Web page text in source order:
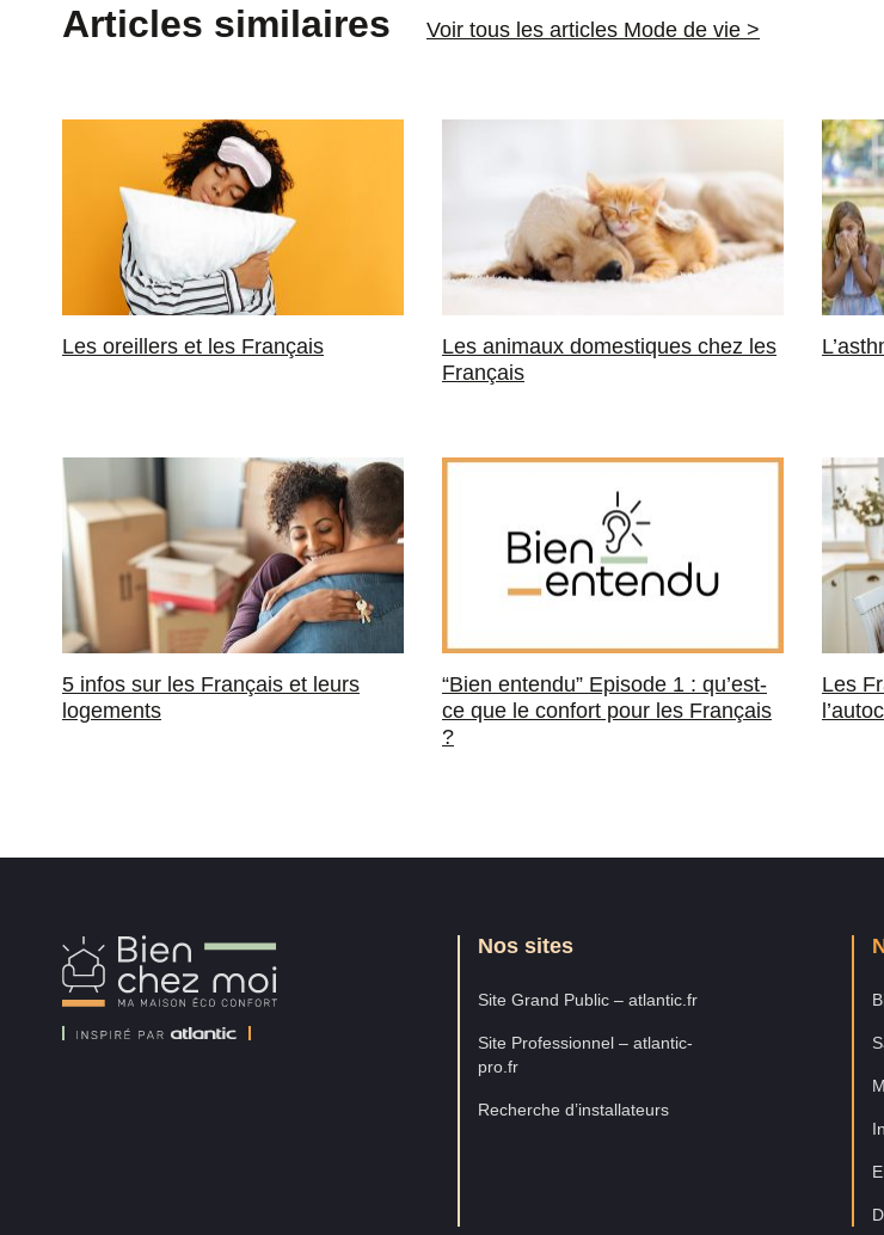
Articles similaires Voir tous les articles Mode de vie >
Les oreillers et les Français
Les animaux domestiques chez les
Français
5 infos sur les Français et leurs
logements
“Bien entendu” Episode 1 : qu’est-
ce que le confort pour les Français
?
Les
Chez
Nos sites
Site Grand Public – atlantic.fr
Site Professionnel – atlantic-
pro.fr
Recherche d’installateurs